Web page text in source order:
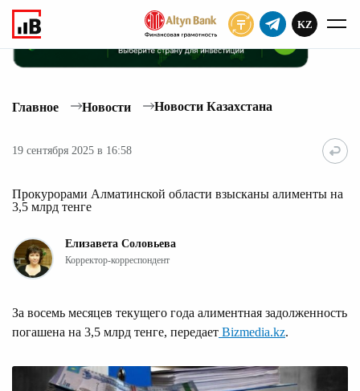
KZ
Главное Новости Новости Казахстана
19 сентября 2025 в 16:58
Прокурорами Алматинской области взысканы алименты на
3,5 млрд тенге
Елизавета Соловьева
Корректор-корреспондент
За восемь месяцев текущего года алиментная задолженность
погашена на 3,5 млрд тенге, передает Bizmedia.kz.